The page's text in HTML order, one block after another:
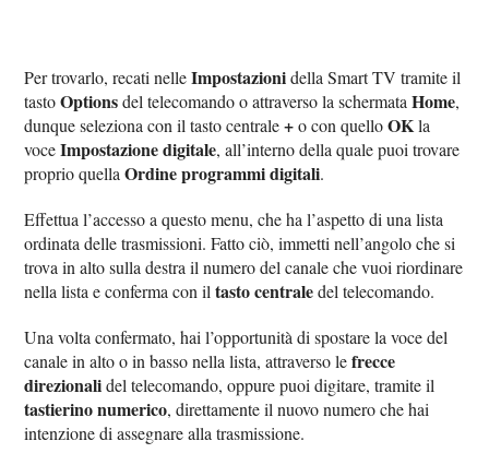
Per trovarlo, recati nelleImpostazionidella Smart TV tramite il
tastoOptionsdel telecomando o attraverso la schermataHome,
dunque seleziona con il tasto centrale+o con quelloOKla
voceImpostazione digitale, all’interno della quale puoi trovare
proprio quellaOrdine programmi digitali.
Effettua l’accesso a questo menu, che ha l’aspetto di una lista
ordinata delle trasmissioni. Fatto ciò, immetti nell’angolo che si
trova in alto sulla destra il numero del canale che vuoi riordinare
nella lista e conferma con iltasto centraledel telecomando.
Una volta confermato, hai l’opportunità di spostare la voce del
canale in alto o in basso nella lista, attraverso lefrecce
direzionalidel telecomando, oppure puoi digitare, tramite il
tastierino numerico, direttamente il nuovo numero che hai
intenzione di assegnare alla trasmissione.